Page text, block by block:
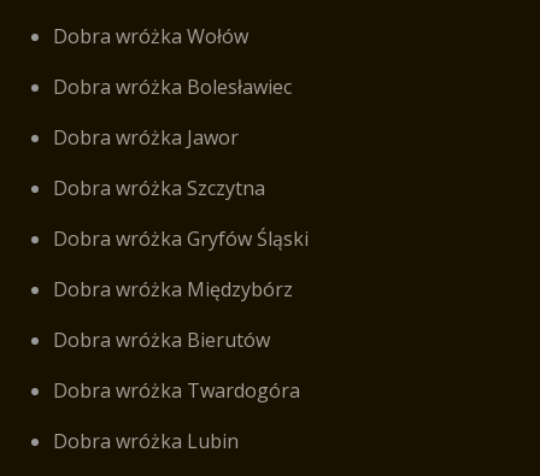
Dobra wróżka Wołów
Dobra wróżka Bolesławiec
Dobra wróżka Jawor
Dobra wróżka Szczytna
Dobra wróżka Gryfów Śląski
Dobra wróżka Międzybórz
Dobra wróżka Bierutów
Dobra wróżka Twardogóra
Dobra wróżka Lubin